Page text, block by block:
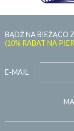
BĄDŹ NA BIEŻĄCO
(10% RABAT NA
E-MAIL